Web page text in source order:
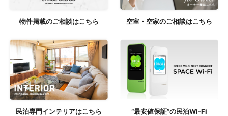
物件掲載のご相談はこちら 空室・空家のご相談はこちら
民泊専門インテリアはこちら “最安値保証”の民泊Wi-Fi